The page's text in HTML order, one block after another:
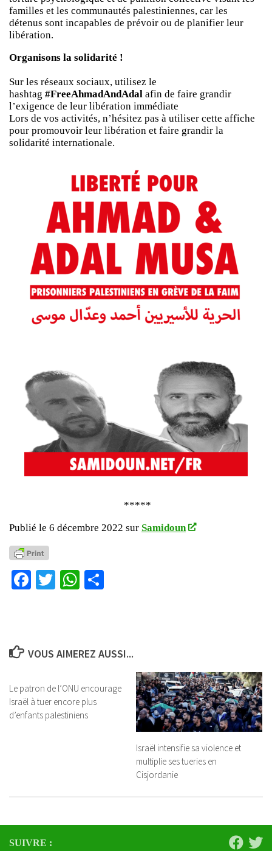
familles et les communautés palestiniennes, car les
détenus sont incapables de prévoir ou de planifier leur
libération.
Organisons la solidarité !
Sur les réseaux sociaux, utilisez le
hashtag #FreeAhmadAndAdal afin de faire grandir
l’exigence de leur libération immédiate
Lors de vos activités, n’hésitez pas à utiliser cette affiche
pour promouvoir leur libération et faire grandir la
solidarité internationale.
*****
Publié le 6 décembre 2022 sur Samidoun
Facebook
TwitterWhatsApp
VOUS AIMEREZ AUSSI...
Le patron de l’ONU encourage
Israël à tuer encore plus
d’enfants palestiniens
Israël intensifie sa violence et
multiplie ses tueries en
Cisjordanie
SUIVRE :